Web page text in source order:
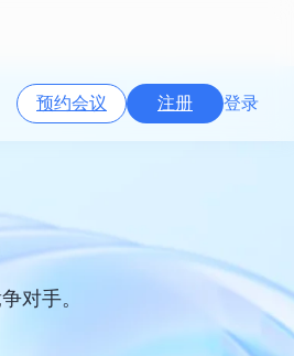
预约会议 注册 登录
对手。